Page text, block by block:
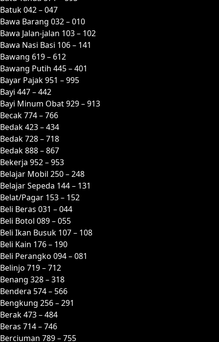
Batuk 042 – 047
Bawa Barang 032 – 010
Bawa Jalan-jalan 103 – 102
Bawa Nasi Basi 106 – 141
Bawang 619 – 612
Bawang Putih 445 – 401
Bayar Pajak 951 – 995
Bayi 447 – 442
Bayi Minum Obat 929 – 913
Becak 774 – 766
Bedak 423 – 434
Bedak 728 – 718
Bedak 888 – 867
Bekerja 952 – 953
Belajar Mobil 250 – 248
Belajar Sepeda 144 – 131
Belat/Pagar 153 – 152
Beli Beras 031 – 044
Beli Botol 089 – 055
Beli Ikan Busuk 107 – 108
Beli Kain 176 – 190
Beli Perangko 094 – 081
Belinjo 719 – 712
Benang 328 – 318
Bendera 574 – 566
Bengkung 256 – 291
Berak 473 – 484
Beras 714 – 746
Berciuman 789 – 755